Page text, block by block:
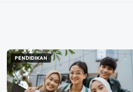
PENDIDIKAN